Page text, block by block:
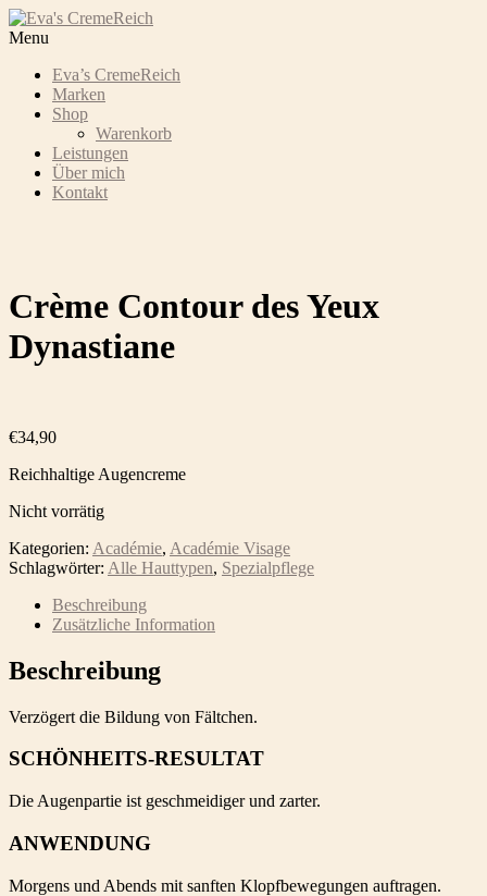
Menu
Eva’s CremeReich
Marken
Shop
Warenkorb
Leistungen
Über mich
Kontakt
Crème Contour des Yeux
Dynastiane
€34,90
Reichhaltige Augencreme
Nicht vorrätig
Kategorien: Académie, Académie Visage
Schlagwörter: Alle Hauttypen, Spezialpflege
Beschreibung
Zusätzliche Information
Beschreibung
Verzögert die Bildung von Fältchen.
SCHÖNHEITS-RESULTAT
Die Augenpartie ist geschmeidiger und zarter.
ANWENDUNG
Morgens und Abends mit sanften Klopfbewegungen auftragen.